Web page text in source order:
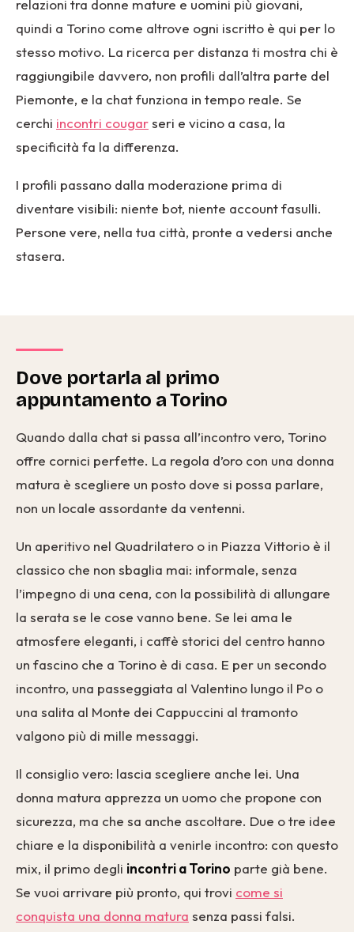
relazioni tra donne mature e uomini più giovani,
quindi a Torino come altrove ogni iscritto è qui per lo
stesso motivo. La ricerca per distanza ti mostra chi è
raggiungibile davvero, non profili dall’altra parte del
Piemonte, e la chat funziona in tempo reale. Se
cerchi incontri cougarseri e vicino a casa, la
specificità fa la differenza.
I profili passano dalla moderazione prima di
diventare visibili: niente bot, niente account fasulli.
Persone vere, nella tua città, pronte a vedersi anche
stasera.
Dove portarla al primo
appuntamento a Torino
Quando dalla chat si passa all’incontro vero, Torino
offre cornici perfette. La regola d’oro con una donna
matura è scegliere un posto dove si possa parlare,
non un locale assordante da ventenni.
Un aperitivo nel Quadrilatero o in Piazza Vittorio è il
classico che non sbaglia mai: informale, senza
l’impegno di una cena, con la possibilità di allungare
la serata se le cose vanno bene. Se lei ama le
atmosfere eleganti, i caffè storici del centro hanno
un fascino che a Torino è di casa. E per un secondo
incontro, una passeggiata al Valentino lungo il Po o
una salita al Monte dei Cappuccini al tramonto
valgono più di mille messaggi.
Il consiglio vero: lascia scegliere anche lei. Una
donna matura apprezza un uomo che propone con
sicurezza, ma che sa anche ascoltare. Due o tre idee
chiare e la disponibilità a venirle incontro: con questo
mix, il primo degli incontri a Torino parte già bene.
Se vuoi arrivare più pronto, qui trovi come si
conquista una donna matura senza passi falsi.